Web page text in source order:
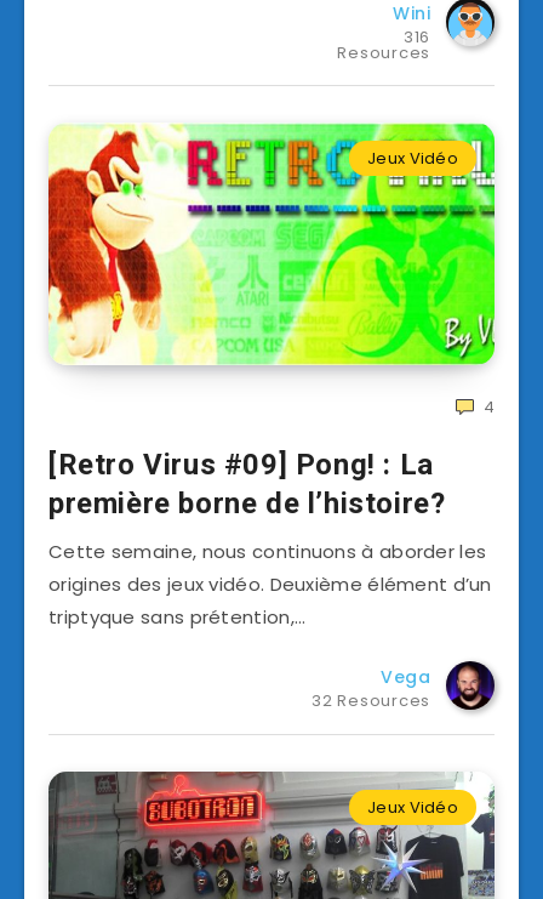
Wini
316
Resources
Jeux Vidéo
4
[Retro Virus #09] Pong! : La
première borne de l’histoire?
Cette semaine, nous continuons à aborder les
origines des jeux vidéo. Deuxième élément d’un
triptyque sans prétention,…
Vega
32 Resources
Jeux Vidéo